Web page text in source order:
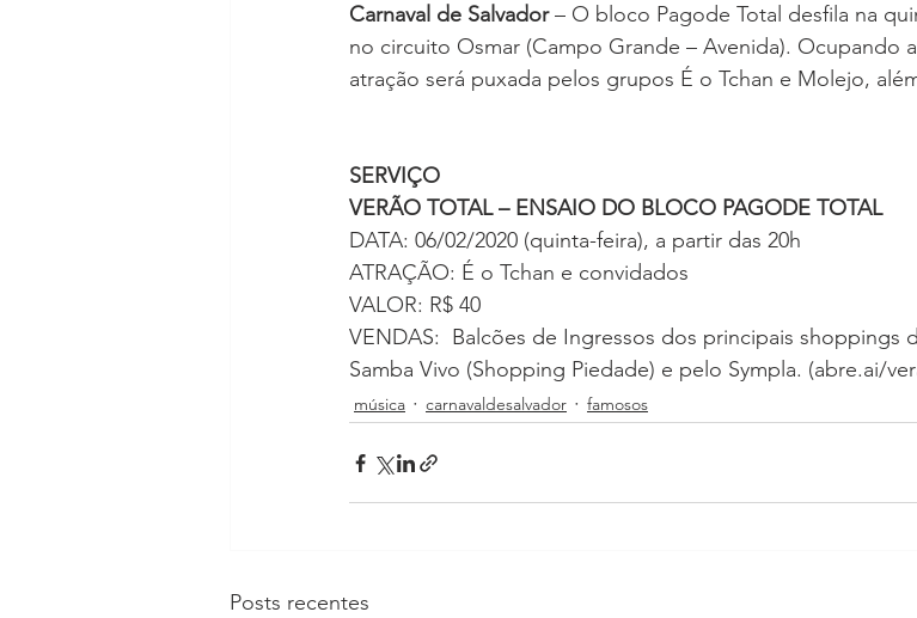
Carnaval de Salvador – O bloco Pagode Total desfila na
no circuito Osmar (Campo Grande – Avenida). Ocupando
atração será puxada pelos grupos É o Tchan e Molejo,
SERVIÇO
VERÃO TOTAL – ENSAIO DO BLOCO PAGODE TOTAL
DATA: 06/02/2020 (quinta-feira), a partir das 20h
ATRAÇÃO: É o Tchan e convidados
VALOR: R$ 40
VENDAS:  Balcões de Ingressos dos principais shoppings
Samba Vivo (Shopping Piedade) e pelo Sympla. (abre.ai/
música carnavaldesalvador famosos
Posts recentes